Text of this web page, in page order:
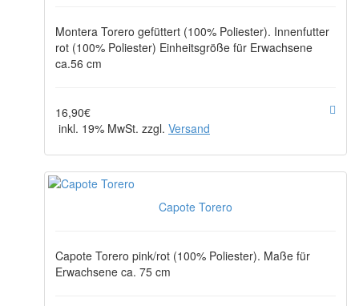
Montera Torero gefüttert (100% Poliester). Innenfutter
rot (100% Poliester) Einheitsgröße für Erwachsene
ca.56 cm
16,90€
inkl. 19% MwSt. zzgl. Versand
Capote Torero
Capote Torero pink/rot (100% Poliester). Maße für
Erwachsene ca. 75 cm